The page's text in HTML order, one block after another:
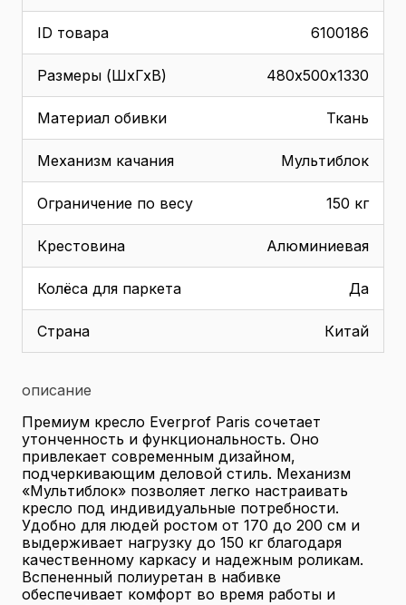
ID товара 6100186
Размеры (ШхГхВ) 480х500х1330
Материал обивки Ткань
Механизм качания Мультиблок
Ограничение по весу 150 кг
Крестовина Алюминиевая
Колёса для паркета Да
Страна Китай
описание
Премиум кресло Everprof Paris сочетает
утонченность и функциональность. Оно
привлекает современным дизайном,
подчеркивающим деловой стиль. Механизм
«Мультиблок» позволяет легко настраивать
кресло под индивидуальные потребности.
Удобно для людей ростом от 170 до 200 см и
выдерживает нагрузку до 150 кг благодаря
качественному каркасу и надежным роликам.
Вспененный полиуретан в набивке
обеспечивает комфорт во время работы и